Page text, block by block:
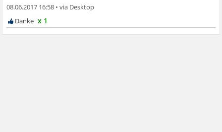
08.06.2017 16:58 •
x 1